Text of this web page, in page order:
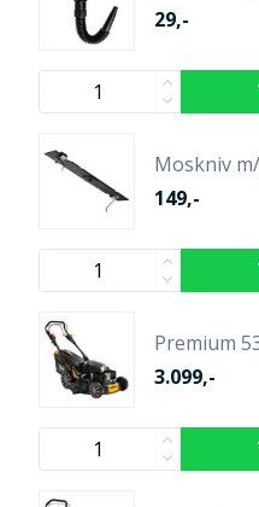
29,-
Moskniv
149,-
Premium
3.099,-